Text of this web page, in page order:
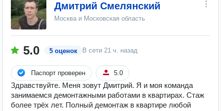
Дмитрий Смелянский
Москва и Московская область
5.0 5 оценок В сети 21 ч. назад
Паспорт проверен 5.0
Здравствуйте. Меня зовут Дмитрий. Я и моя команда
занимаемся демонтажными работами в квартирах. Стаж
более трёх лет. Полный демонтаж в квартире любой